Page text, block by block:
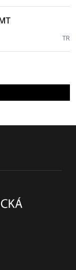
TR